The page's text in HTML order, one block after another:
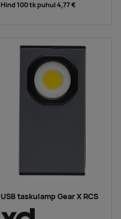
Hind 100 tk puhul4,77 €
USB taskulamp Gear X RCS